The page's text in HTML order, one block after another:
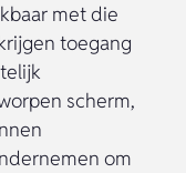
met die
toegang
scherm,
om